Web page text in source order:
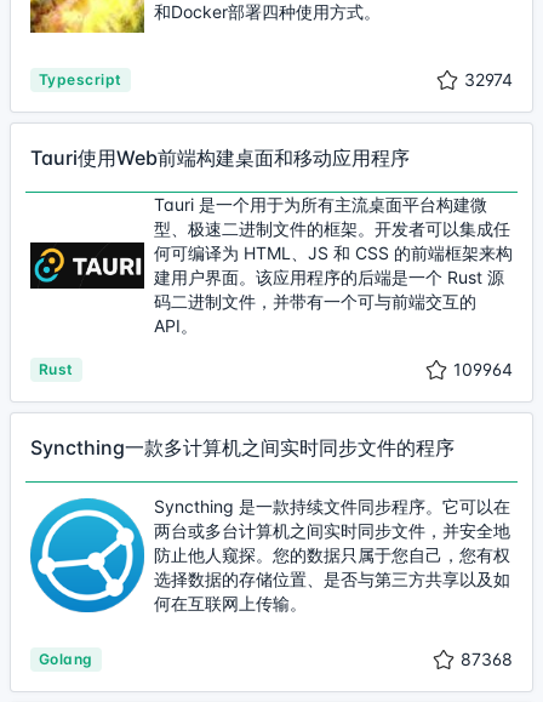
和Docker部署四种使用方式。
Typescript 32974
Tauri使用Web前端构建桌面和移动应用程序
Tauri 是一个用于为所有主流桌面平台构建微
型、极速二进制文件的框架。开发者可以集成任
何可编译为 HTML、JS 和 CSS 的前端框架来构
建用户界面。该应用程序的后端是一个 Rust 源
码二进制文件，并带有一个可与前端交互的
API。
Rust 109964
Syncthing一款多计算机之间实时同步文件的程序
Syncthing 是一款持续文件同步程序。它可以在
两台或多台计算机之间实时同步文件，并安全地
防止他人窥探。您的数据只属于您自己，您有权
选择数据的存储位置、是否与第三方共享以及如
何在互联网上传输。
Golang 87368